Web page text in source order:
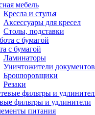
мебель
Кресла и стулья
Аксессуары для кресел
Столы, подставки
с бумагой
Ламинаторы
Уничтожители документов
Брошюровщики
Резаки
фильтры и удлинители